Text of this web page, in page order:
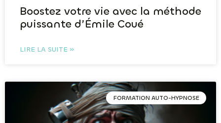
Boostez votre vie avec la méthode
puissante d’Émile Coué
LIRE LA SUITE »
FORMATION AUTO-HYPNOSE